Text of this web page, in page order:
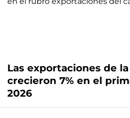
Las exportaciones de
crecieron 7% en el
2026